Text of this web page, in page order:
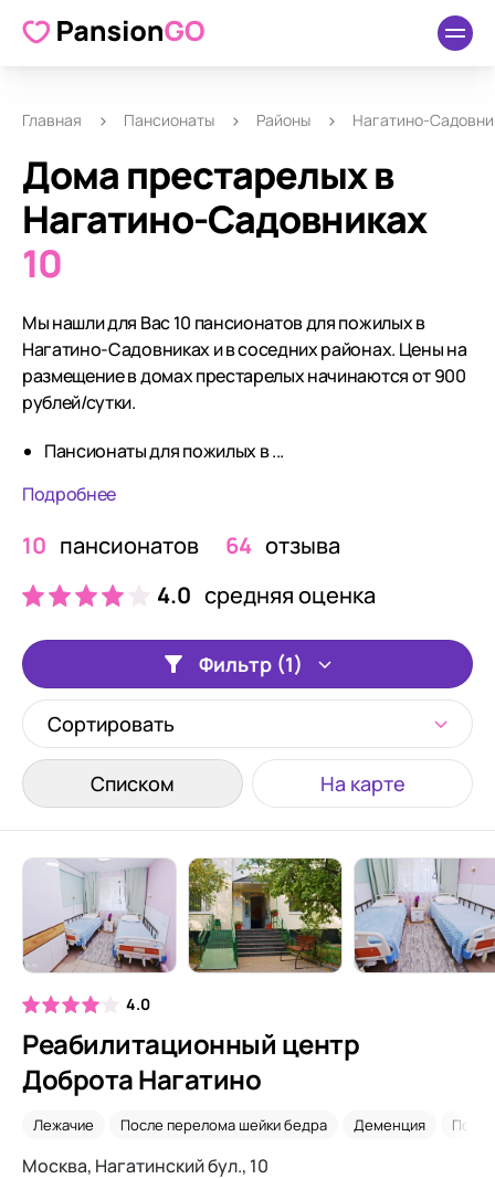
Главная Пансионаты Районы Нагатино-
Дома престарелых в
Нагатино-Садовниках
10
Мы нашли для Вас 10 пансионатов для пожилых в
Нагатино-Садовниках и в соседних районах. Цены на
размещение в домах престарелых начинаются от 900
рублей/сутки.
Пансионаты для пожилых в ...
Подробнее
10 пансионатов 64 отзыва
4.0 средняя оценка
Фильтр (1)
Сортировать
Списком На карте
4.0
Реабилитационный центр
Доброта Нагатино
Лежачие После перелома шейки бедра Деменция
Москва, Нагатинский бул., 10